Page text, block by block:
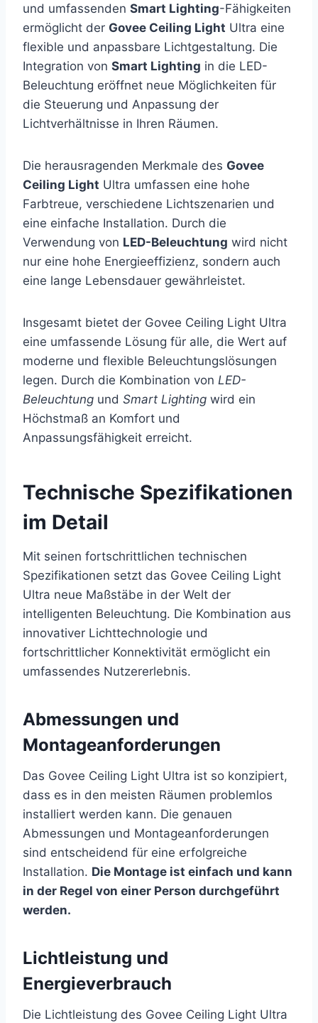
und umfassenden Smart Lighting-Fähigkeiten
ermöglicht der Govee Ceiling Light Ultra eine
flexible und anpassbare Lichtgestaltung. Die
Integration von Smart Lighting in die LED-
Beleuchtung eröffnet neue Möglichkeiten für
die Steuerung und Anpassung der
Lichtverhältnisse in Ihren Räumen.
Die herausragenden Merkmale des Govee
Ceiling Light Ultra umfassen eine hohe
Farbtreue, verschiedene Lichtszenarien und
eine einfache Installation. Durch die
Verwendung von LED-Beleuchtung wird nicht
nur eine hohe Energieeffizienz, sondern auch
eine lange Lebensdauer gewährleistet.
Insgesamt bietet der Govee Ceiling Light Ultra
eine umfassende Lösung für alle, die Wert auf
moderne und flexible Beleuchtungslösungen
legen. Durch die Kombination von LED-
Beleuchtung und Smart Lighting wird ein
Höchstmaß an Komfort und
Anpassungsfähigkeit erreicht.
Technische Spezifikationen
im Detail
Mit seinen fortschrittlichen technischen
Spezifikationen setzt das Govee Ceiling Light
Ultra neue Maßstäbe in der Welt der
intelligenten Beleuchtung. Die Kombination aus
innovativer Lichttechnologie und
fortschrittlicher Konnektivität ermöglicht ein
umfassendes Nutzererlebnis.
Abmessungen und
Montageanforderungen
Das Govee Ceiling Light Ultra ist so konzipiert,
dass es in den meisten Räumen problemlos
installiert werden kann. Die genauen
Abmessungen und Montageanforderungen
sind entscheidend für eine erfolgreiche
Installation. Die Montage ist einfach und kann
in der Regel von einer Person durchgeführt
werden.
Lichtleistung und
Energieverbrauch
Die Lichtleistung des Govee Ceiling Light Ultra